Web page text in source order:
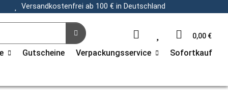
Versandkostenfrei ab 100 € in Deutschland
0,00 €
Gutscheine Verpackungsservice Sofortkauf